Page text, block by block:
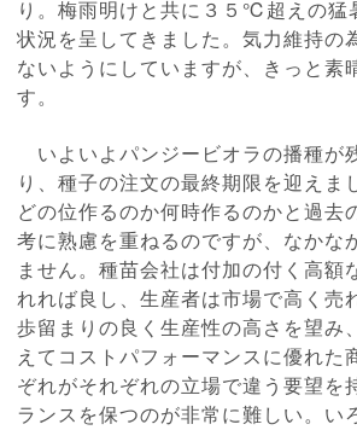
り。梅雨明けと共に３５℃超えの猛
状況を呈してきました。気力維持の
ないようにしていますが、きっと素
す。
いよいよパンジービオラの播種が
り、種子の注文の最終期限を迎えま
どの位作るのか何時作るのかと過去
考に熟慮を重ねるのですが、なかな
ません。種苗会社は付加の付く高額
れれば良し、生産者は市場で高く売
歩留まりの良く生産性の高さを望み
えてコストパフォーマンスに優れた
ぞれがそれぞれの立場で違う要望を
ランスを保つのが非常に難しい。い